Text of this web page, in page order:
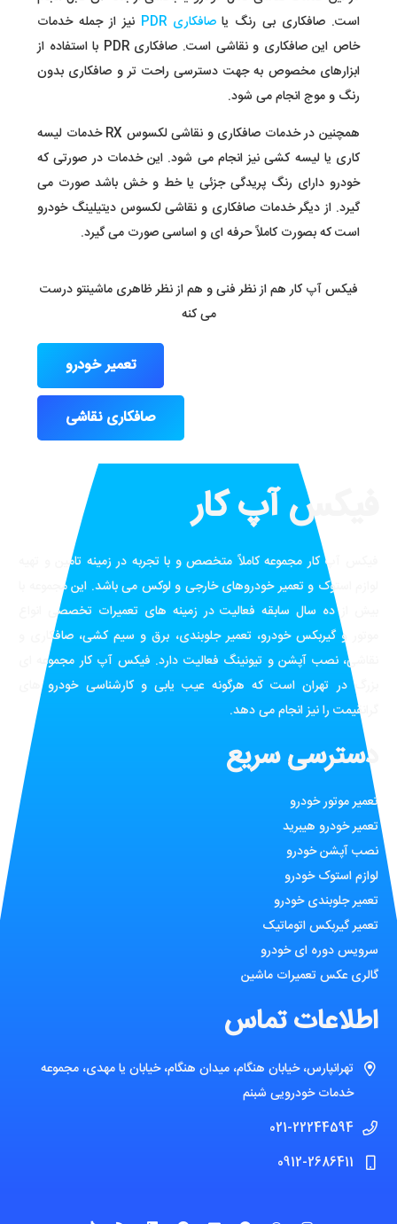
است. صافکاری بی رنگ یاصافکاری PDR
نیز از جمله خدمات
خاص این صافکاری و نقاشی است. صافکاری PDR با استفاده از
ابزارهای مخصوص به جهت دسترسی راحت تر و صافکاری بدون
رنگ و موج انجام می شود.
همچنین در خدمات صافکاری و نقاشی لکسوس RX خدمات لیسه
کاری یا لیسه کشی نیز انجام می شود. این خدمات در صورتی که
خودرو دارای رنگ پریدگی جزئی یا خط و خش باشد صورت می
گیرد. از دیگر خدمات صافکاری و نقاشی لکسوس دیتیلینگ خودرو
است که بصورت کاملاً حرفه ای و اساسی صورت می گیرد.
فیکس آپ کار هم از نظر فنی و هم از نظر ظاهری ماشینتو درست
می کنه
تعمیر خودرو
صافکاری نقاشی
فیکس آپ کار
فیکس آپ کار مجموعه کاملاً متخصص و با تجربه در زمینه تامین و تهیه
لوازم استوک و تعمیر خودروهای خارجی و لوکس می باشد. این مجموعه با
بیش از ده سال سابقه فعالیت در زمینه های تعمیرات تخصصی انواع
موتور و گیربکس خودرو، تعمیر جلوبندی، برق و سیم کشی، صافکاری و
نقاشی، نصب آپشن و تیونینگ فعالیت دارد. فیکس آپ کار مجموعه ای
بزرگ در تهران است که هرگونه عیب یابی و کارشناسی خودرو های
گرانقیمت را نیز انجام می دهد.
دسترسی سریع
تعمیر موتور خودرو
تعمیر خودرو هیبرید
نصب آپشن خودرو
لوازم استوک خودرو
تعمیر جلوبندی خودرو
تعمیر گیربکس اتوماتیک
سرویس دوره ای خودرو
گالری عکس تعمیرات ماشین
اطلاعات تماس
تهرانپارس، خیابان هنگام، میدان هنگام، خیابان یا مهدی، مجموعه
خدمات خودرویی شبنم
021-22244594
0912-2686411